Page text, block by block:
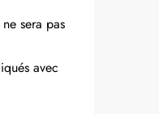
sera pas
avec